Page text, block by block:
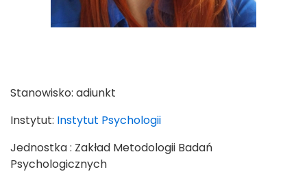
Stanowisko: adiunkt
Instytut: Instytut Psychologii
Jednostka : Zakład Metodologii Badań
Psychologicznych